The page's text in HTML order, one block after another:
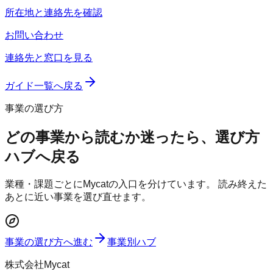
所在地と連絡先を確認
お問い合わせ
連絡先と窓口を見る
ガイド一覧へ戻る
事業の選び方
どの事業から読むか迷ったら、選び方
ハブへ戻る
業種・課題ごとにMycatの入口を分けています。 読み終えた
あとに近い事業を選び直せます。
事業の選び方へ進む 事業別ハブ
株式会社Mycat